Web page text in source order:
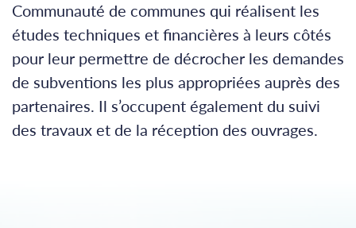
Communauté de communes qui réalisent les
études techniques et financières à leurs côtés
pour leur permettre de décrocher les demandes
de subventions les plus appropriées auprès des
partenaires. Il s’occupent également du suivi
des travaux et de la réception des ouvrages.